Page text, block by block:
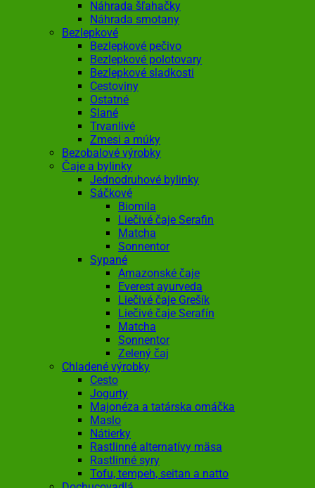
Náhrada šľahačky
Náhrada smotany
Bezlepkové
Bezlepkové pečivo
Bezlepkové polotovary
Bezlepkové sladkosti
Cestoviny
Ostatné
Slané
Trvanlivé
Zmesi a múky
Bezobalové výrobky
Čaje a bylinky
Jednodruhové bylinky
Sáčkové
Biomila
Liečivé čaje Serafin
Matcha
Sonnentor
Sypané
Amazonské čaje
Everest ayurveda
Liečivé čaje Grešík
Liečivé čaje Serafín
Matcha
Sonnentor
Zelený čaj
Chladené výrobky
Cesto
Jogurty
Majonéza a tatárska omáčka
Maslo
Nátierky
Rastlinné alternatívy mäsa
Rastlinné syry
Tofu, tempeh, seitan a natto